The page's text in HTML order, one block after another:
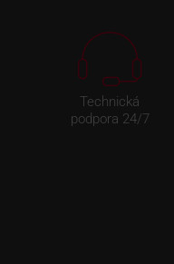
Technická
podpora 24/7